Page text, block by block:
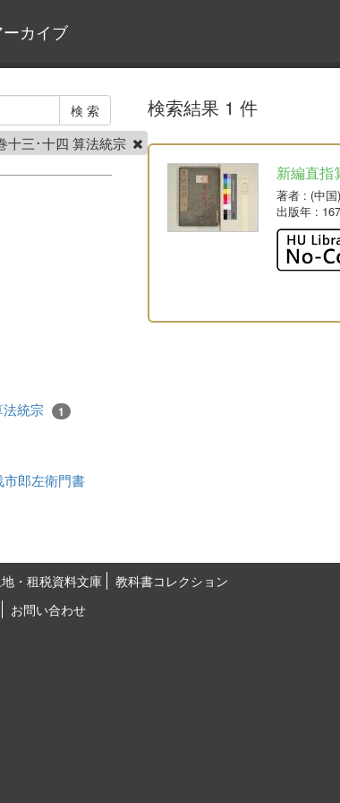
カイブ
十三･十四 算法統宗
統宗 1
郎左衛門書
検索結果 1 件
新編直指
著者: (中国
出版年:
・租税資料文庫
教科書コレクション
お問い合わせ